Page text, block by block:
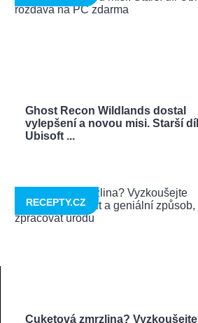
Ghost Recon Wildlands dostal
vylepšení a novou misi. Starší díl
Ubisoft ...
Cuketová zmrzlina? Vyzkoušejte
RECEPTY.CZ